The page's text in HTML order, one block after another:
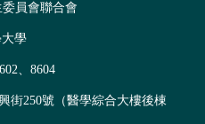
員會聯合會
學
、8604
街250號（醫學綜合大樓後棟